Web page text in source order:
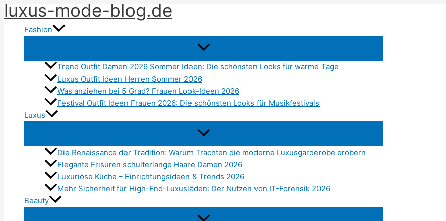
Zum
Inhalt
springen
luxus-mode-blog.de
Fashion
Trend Outfit Damen 2026 Sommer Ideen: Die schönsten Looks für warme Tage
Luxus Outfit Ideen Herren Sommer 2026
Was anziehen bei 5 Grad? Frauen Look-Ideen 2026
Festival Outfit Ideen Frauen 2026: Die schönsten Looks für Musikfestivals
Luxus
Die Renaissance der Tradition: Warum Trachten die moderne Luxusgarderobe erobern
Elegante Frisuren schulterlange Haare Damen 2026
Luxuriöse Küche – Einrichtungsideen & Trends 2026
Mehr Sicherheit für High-End-Luxusläden: Der Nutzen von IT-Forensik 2026
Beauty